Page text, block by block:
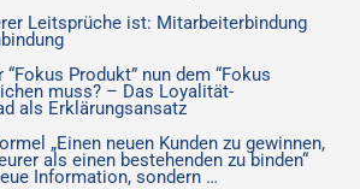
Leitsprüche ist: Mitarbeiterbindung
“Fokus Produkt” nun dem “Fokus
muss? – Das Loyalität-
als Erklärungsansatz
„Einen neuen Kunden zu gewinnen,
als einen bestehenden zu binden“
Information, sondern …